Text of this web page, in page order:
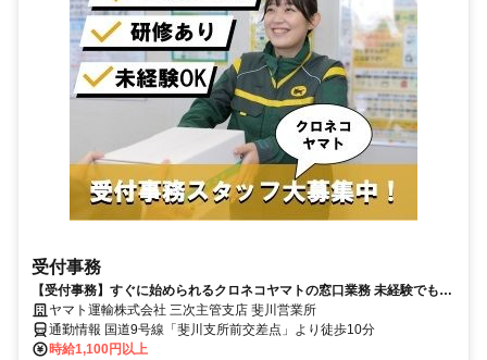
受付事務
【受付事務】すぐに始められるクロネコヤマトの窓口業務 未経験でも安
心 安定勤務で長く働ける【パート募集】
ヤマト運輸株式会社 三次主管支店 斐川営業所
通勤情報 国道9号線「斐川支所前交差点」より徒歩10分
時給1,100円以上